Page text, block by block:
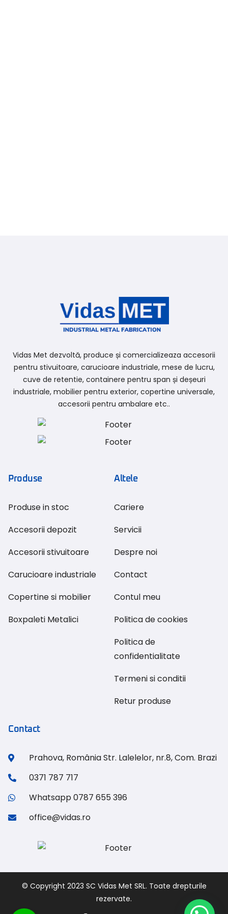
Vidas Met dezvoltă, produce și comercializeaza accesorii
pentru stivuitoare, carucioare industriale, mese de lucru,
cuve de retentie, containere pentru span și deșeuri
industriale, mobilier pentru exterior, copertine universale,
accesorii pentru ambalare etc..
Produse
Produse in stoc
Accesorii depozit
Accesorii stivuitoare
Carucioare industriale
Copertine si mobilier
Boxpaleti Metalici
Altele
Cariere
Servicii
Despre noi
Contact
Contul meu
Politica de cookies
Politica de
confidentialitate
Termeni si conditii
Retur produse
Contact
Prahova, România Str. Lalelelor, nr.8, Com. Brazi
0371 787 717
Whatsapp 0787 655 396
office@vidas.ro
© Copyright 2023 SC Vidas Met SRL. Toate drepturile
rezervate.